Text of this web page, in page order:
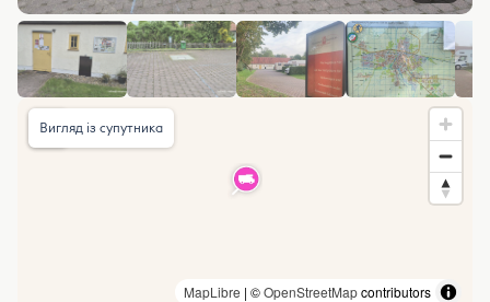
MapLibre | ©OpenStreetMapcontributors
Вигляд із супутника